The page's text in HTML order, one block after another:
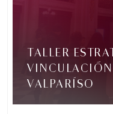
TALLER
VALPARÍSO